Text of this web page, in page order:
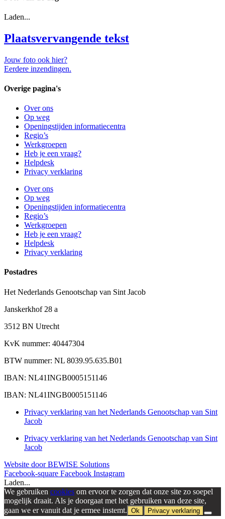
Laden...
Plaatsvervangende tekst
Jouw foto ook hier?
Eerdere inzendingen.
Overige pagina's
Over ons
Op weg
Openingstijden informatiecentra
Regio’s
Werkgroepen
Heb je een vraag?
Helpdesk
Privacy verklaring
Over ons
Op weg
Openingstijden informatiecentra
Regio’s
Werkgroepen
Heb je een vraag?
Helpdesk
Privacy verklaring
Postadres
Het Nederlands Genootschap van Sint Jacob
Janskerkhof 28 a
3512 BN Utrecht
KvK nummer: 40447304
BTW nummer: NL 8039.95.635.B01
IBAN: NL41INGB0005151146
IBAN: NL41INGB0005151146
Privacy verklaring van het Nederlands Genootschap van Sint
Jacob
Privacy verklaring van het Nederlands Genootschap van Sint
Jacob
Website door BEWISE Solutions
Facebook-square Facebook Instagram
Laden...
We gebruiken cookies om ervoor te zorgen dat onze site zo soepel
mogelijk draait. Als je doorgaat met het gebruiken van deze site,
gaan we er vanuit dat je ermee instemt. Ok Privacy verklaring